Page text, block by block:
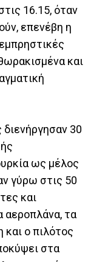
16.15, όταν
επενέβη η
και
διενήργησαν 30
ως μέλος
γύρω στις 50
και
αεροπλάνα, τα
ο πιλότος
στα